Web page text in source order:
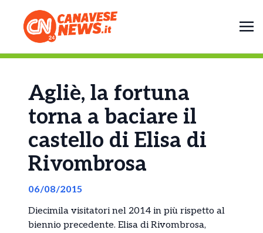
Agliè, la fortuna
torna a baciare il
castello di Elisa di
Rivombrosa
06/08/2015
Diecimila visitatori nel 2014 in più rispetto al
biennio precedente. Elisa di Rivombrosa,